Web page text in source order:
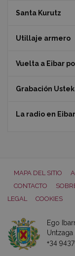
Santa Kurutz
Utillaje armero
Vuelta a Eibar
Grabación
La radio en Eibar
MAPA DEL SITIO
CONTACTO
LEGAL
COOKIES
Ego
+34